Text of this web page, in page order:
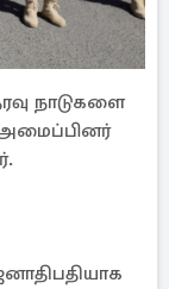
நாடுகளை